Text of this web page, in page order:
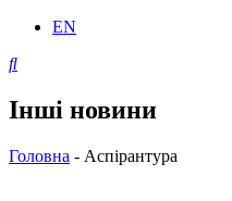
EN
Інші новини
Головна - Аспірантура